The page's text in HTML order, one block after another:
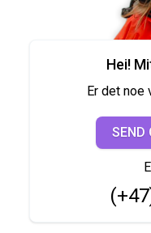
Hei!
Er det noe
SEND